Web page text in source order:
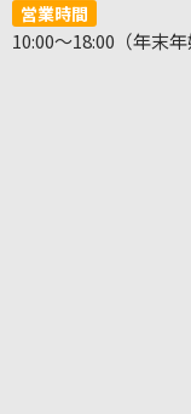
営業時間
10:00～18:00（年末年